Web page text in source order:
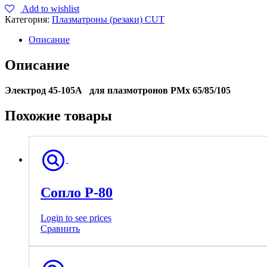
Add to wishlist
Категория: Плазматроны (резаки) CUT
Описание
Описание
Электрод 45-105А для плазмотронов PMx 65/85/105
Похожие товары
Сопло Р-80
Login to see prices
Сравнить